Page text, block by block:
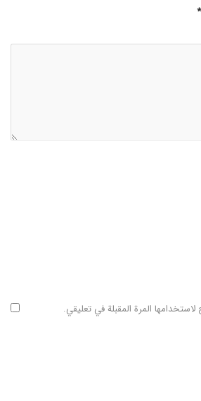
*
المرة المقبلة في تعليقي.